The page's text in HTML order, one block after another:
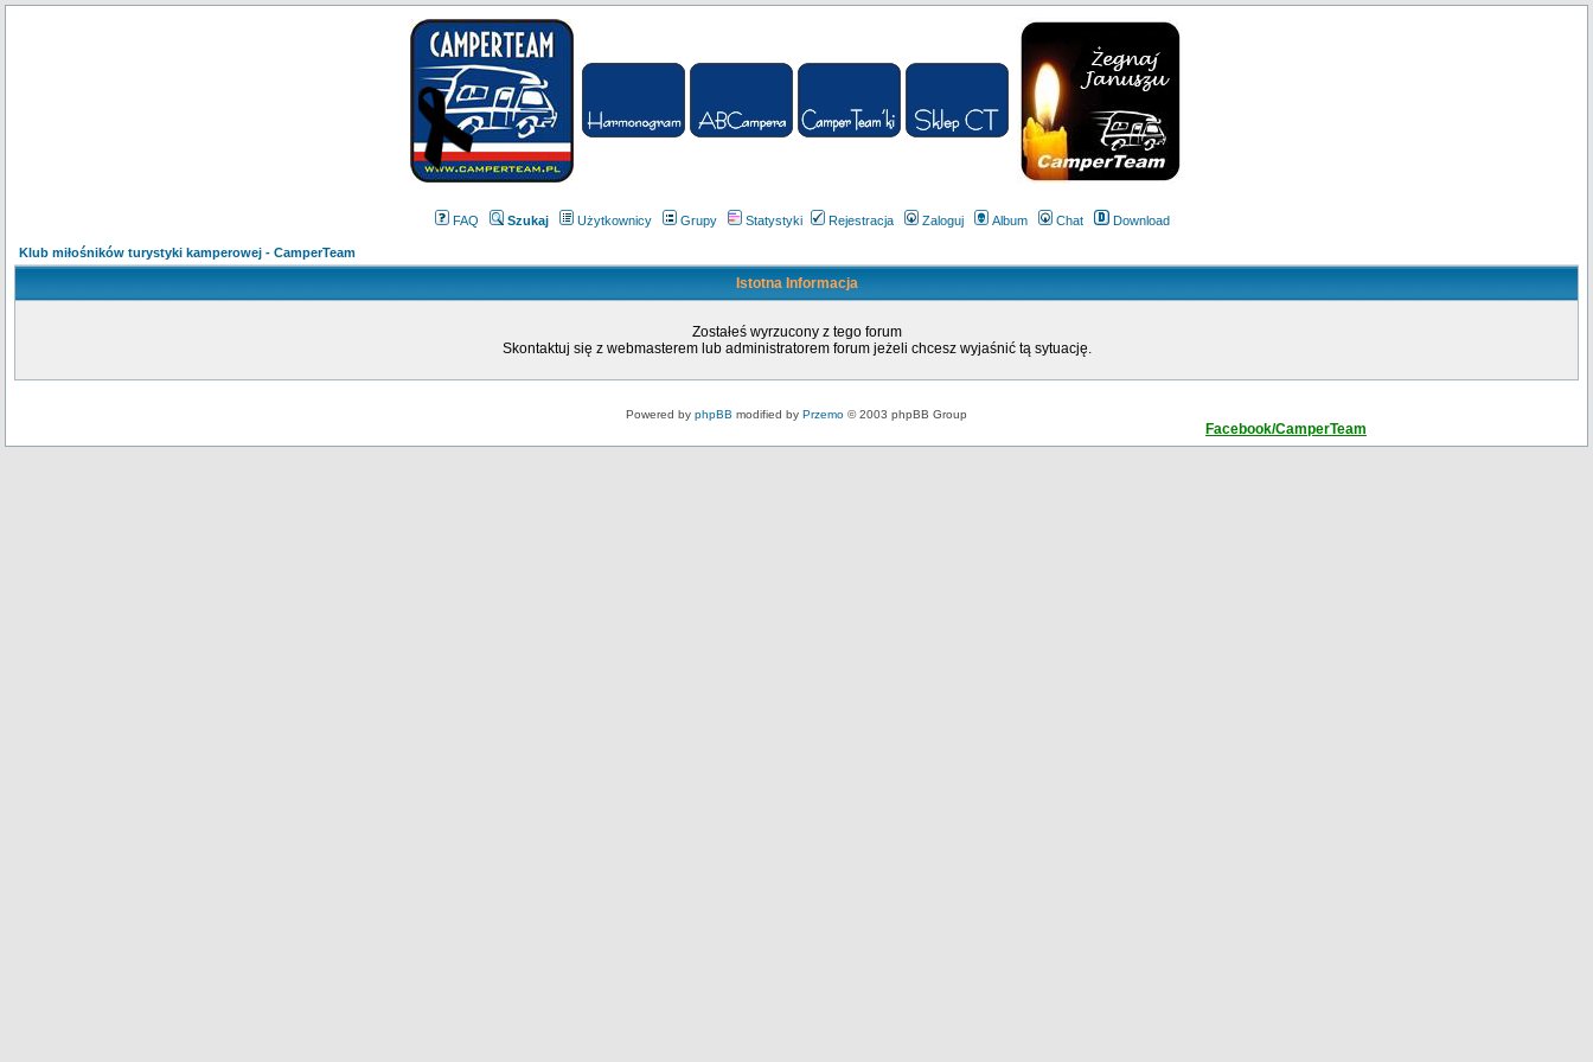
FAQ Szukaj Użytkownicy Grupy Statystyki Rejestracja Zaloguj Album Chat Download
Klub miłośników turystyki kamperowej - CamperTeam
Istotna Informacja
Zostałeś wyrzucony z tego forum
Skontaktuj się z webmasterem lub administratorem forum jeżeli chcesz wyjaśnić tą sytuację.
Powered by phpBB modified by Przemo © 2003 phpBB Group
Facebook/CamperTeam